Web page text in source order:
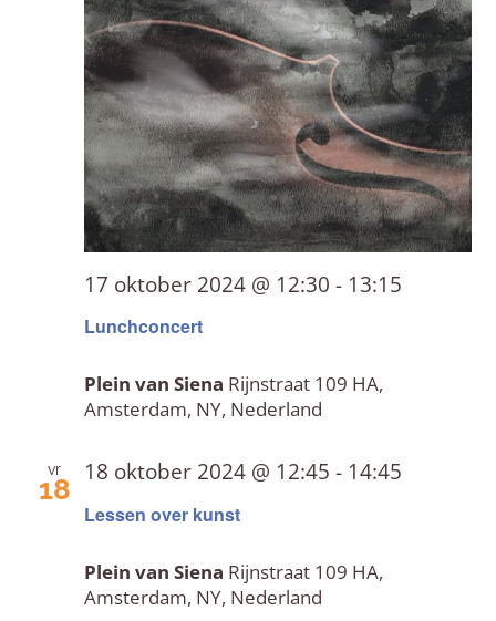
Lunchconcert
17 oktober 2024 @ 12:30 - 13:15
Plein van Siena Rijnstraat 109 HA,
Amsterdam, NY, Nederland
vr
18
Lessen over kunst
18 oktober 2024 @ 12:45 - 14:45
Plein van Siena Rijnstraat 109 HA,
Amsterdam, NY, Nederland